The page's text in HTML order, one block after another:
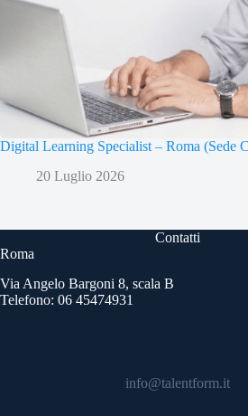
Digital Learning Specialist – Roma (Sede
20 Luglio 2026
Contatti
Roma
Via Angelo Bargoni 8, scala B
Telefono: 06 45474931
info@talentform.it